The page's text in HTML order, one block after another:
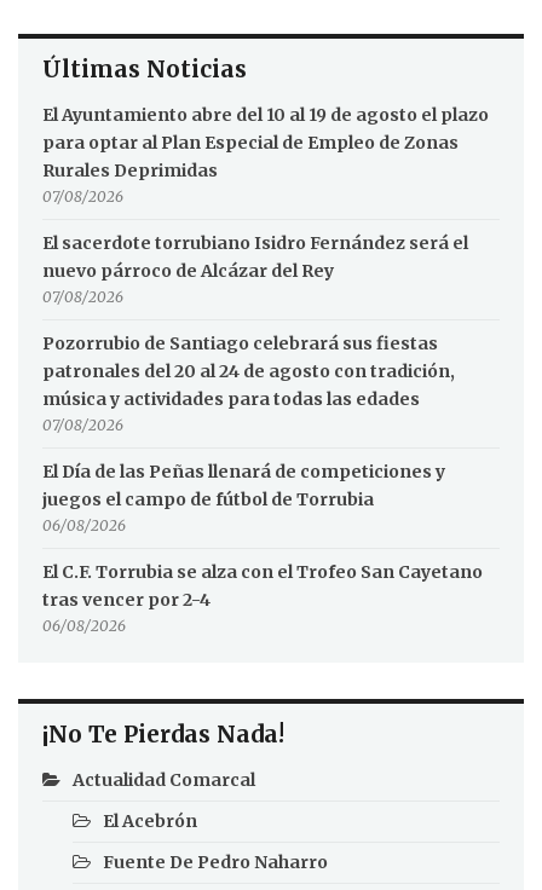
Últimas Noticias
El Ayuntamiento abre del 10 al 19 de agosto el plazo
para optar al Plan Especial de Empleo de Zonas
Rurales Deprimidas
07/08/2026
El sacerdote torrubiano Isidro Fernández será el
nuevo párroco de Alcázar del Rey
07/08/2026
Pozorrubio de Santiago celebrará sus fiestas
patronales del 20 al 24 de agosto con tradición,
música y actividades para todas las edades
07/08/2026
El Día de las Peñas llenará de competiciones y
juegos el campo de fútbol de Torrubia
06/08/2026
El C.F. Torrubia se alza con el Trofeo San Cayetano
tras vencer por 2-4
06/08/2026
¡No Te Pierdas Nada!
Actualidad Comarcal
El Acebrón
Fuente De Pedro Naharro